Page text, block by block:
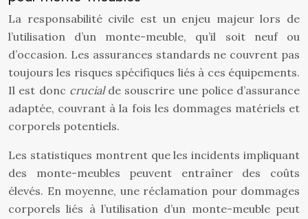
La responsabilité civile est un enjeu majeur lors de
l’utilisation d’un monte-meuble, qu’il soit neuf ou
d’occasion. Les assurances standards ne couvrent pas
toujours les risques spécifiques liés à ces équipements.
Il est donc crucial de souscrire une police d’assurance
adaptée, couvrant à la fois les dommages matériels et
corporels potentiels.
Les statistiques montrent que les incidents impliquant
des monte-meubles peuvent entraîner des coûts
élevés. En moyenne, une réclamation pour dommages
corporels liés à l’utilisation d’un monte-meuble peut